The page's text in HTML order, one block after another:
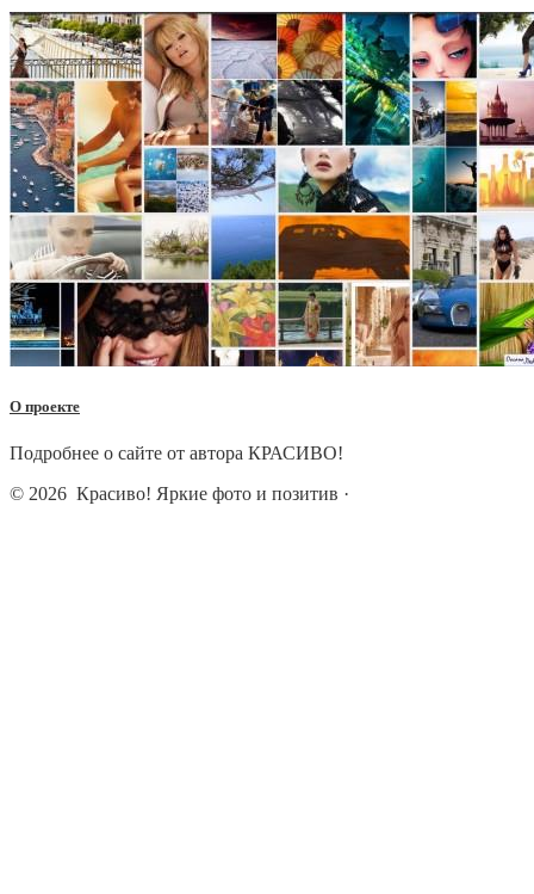
О проекте
Подробнее о сайте от автора КРАСИВО!
© 2026 Красиво! Яркие фото и позитив ·